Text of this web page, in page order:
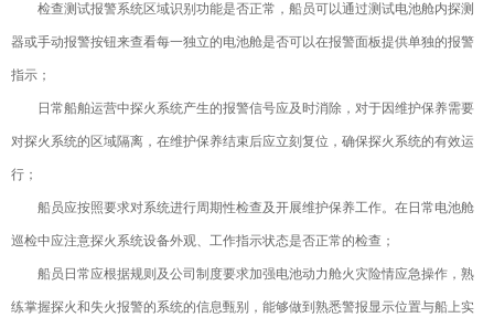
检查测试报警系统区域识别功能是否正常，船员可以通过测试电池舱内探测
器或手动报警按钮来查看每一独立的电池舱是否可以在报警面板提供单独的报警
指示；
日常船舶运营中探火系统产生的报警信号应及时消除，对于因维护保养需要
对探火系统的区域隔离，在维护保养结束后应立刻复位，确保探火系统的有效运
行；
船员应按照要求对系统进行周期性检查及开展维护保养工作。在日常电池舱
巡检中应注意探火系统设备外观、工作指示状态是否正常的检查；
船员日常应根据规则及公司制度要求加强电池动力舱火灾险情应急操作，熟
练掌握探火和失火报警的系统的信息甄别，能够做到熟悉警报显示位置与船上实